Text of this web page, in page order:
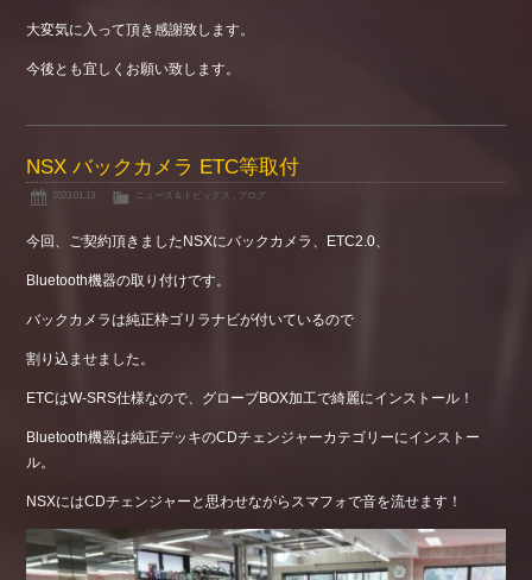
大変気に入って頂き感謝致します。
今後とも宜しくお願い致します。
NSX バックカメラ ETC等取付
2023.01.13 ニュース＆トピックス ブログ
今回、ご契約頂きましたNSXにバックカメラ、ETC2.0、
Bluetooth機器の取り付けです。
バックカメラは純正枠ゴリラナビが付いているので
割り込ませました。
ETCはW-SRS仕様なので、グローブBOX加工で綺麗にインストール！
Bluetooth機器は純正デッキのCDチェンジャーカテゴリーにインストー
ル。
NSXにはCDチェンジャーと思わせながらスマフォで音を流せます！